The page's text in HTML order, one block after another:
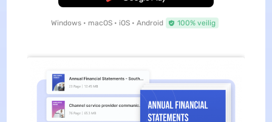
Windows • macOS • iOS • Android 100% veilig